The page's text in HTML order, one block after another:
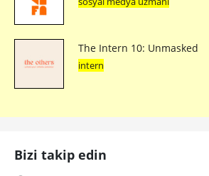
The Intern 10: Unmasked
intern
Bizi takip edin